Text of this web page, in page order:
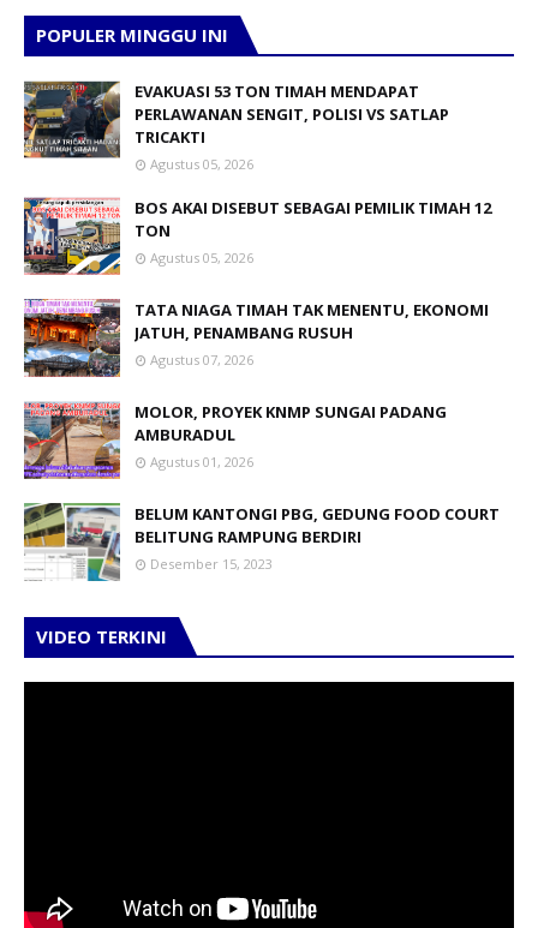
POPULER MINGGU INI
EVAKUASI 53 TON TIMAH MENDAPAT
PERLAWANAN SENGIT, POLISI VS SATLAP
TRICAKTI
Agustus 05, 2026
BOS AKAI DISEBUT SEBAGAI PEMILIK TIMAH 12
TON
Agustus 05, 2026
TATA NIAGA TIMAH TAK MENENTU, EKONOMI
JATUH, PENAMBANG RUSUH
Agustus 07, 2026
MOLOR, PROYEK KNMP SUNGAI PADANG
AMBURADUL
Agustus 01, 2026
BELUM KANTONGI PBG, GEDUNG FOOD COURT
BELITUNG RAMPUNG BERDIRI
Desember 15, 2023
VIDEO TERKINI